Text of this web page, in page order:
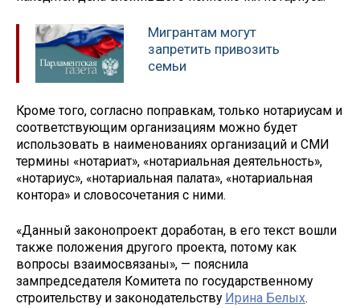
Мигрантам могут
запретить привозить
семьи
Кроме того, согласно поправкам, только нотариусам и
соответствующим организациям можно будет
использовать в наименованиях организаций и СМИ
термины «нотариат», «нотариальная деятельность»,
«нотариус», «нотариальная палата», «нотариальная
контора» и словосочетания с ними.
«Данный законопроект доработан, в его текст вошли
также положения другого проекта, потому как
вопросы взаимосвязаны», — пояснила
зампредседателя Комитета по государственному
строительству и законодательству Ирина Белых.